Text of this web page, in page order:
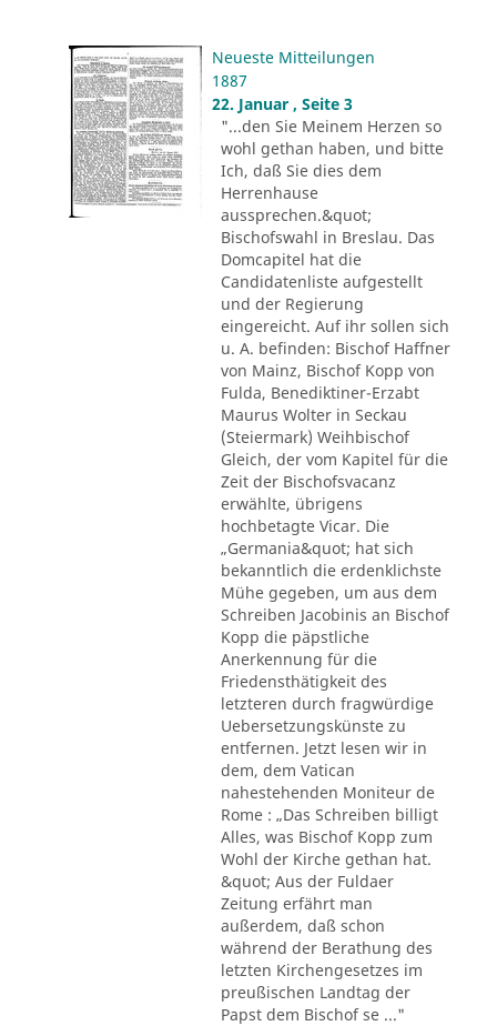
Neueste Mitteilungen
1887
22. Januar , Seite 3
"...den Sie Meinem Herzen so
wohl gethan haben, und bitte
Ich, daß Sie dies dem
Herrenhause
aussprechen.&quot;
Bischofswahl in Breslau. Das
Domcapitel hat die
Candidatenliste aufgestellt
und der Regierung
eingereicht. Auf ihr sollen sich
u. A. befinden: Bischof Haffner
von Mainz, Bischof Kopp von
Fulda, Benediktiner-Erzabt
Maurus Wolter in Seckau
(Steiermark) Weihbischof
Gleich, der vom Kapitel für die
Zeit der Bischofsvacanz
erwählte, übrigens
hochbetagte Vicar. Die
„Germania&quot; hat sich
bekanntlich die erdenklichste
Mühe gegeben, um aus dem
Schreiben Jacobinis an Bischof
Kopp die päpstliche
Anerkennung für die
Friedensthätigkeit des
letzteren durch fragwürdige
Uebersetzungskünste zu
entfernen. Jetzt lesen wir in
dem, dem Vatican
nahestehenden Moniteur de
Rome : „Das Schreiben billigt
Alles, was Bischof Kopp zum
Wohl der Kirche gethan hat.
&quot; Aus der Fuldaer
Zeitung erfährt man
außerdem, daß schon
während der Berathung des
letzten Kirchengesetzes im
preußischen Landtag der
Papst dem Bischof se ..."